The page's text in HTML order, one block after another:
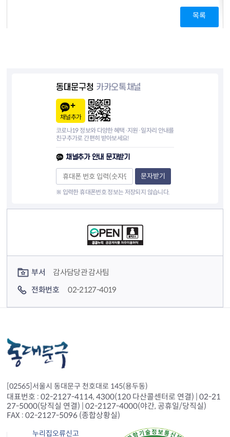
목록
동대문구청 카카오톡채널
채널추가
코로나19 정보와 다양한 혜택·지원·일자리 안내를
친구추가로 간편히 받아보세요!
채널추가 안내 문자받기
문자받기
※ 입력한 휴대폰번호 정보는 저장되지 않습니다.
부서
감사담당관 감사팀
전화번호
02-2127-4019
[02565]서울시 동대문구 천호대로 145(용두동)
대표번호 : 02-2127-4114, 4300(120 다산콜센터로 연결) | 02-21
27-5000(당직실 연결) | 02-2127-4000(야간, 공휴일/당직실)
FAX : 02-2127-5096 (종합상황실)
누리집오류신고